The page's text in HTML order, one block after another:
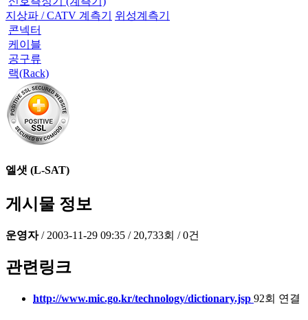
지상파 / CATV 계측기
위성계측기
콘넥터
케이블
공구류
랙(Rack)
엘샛 (L-SAT)
게시물 정보
운영자 / 2003-11-29 09:35 / 20,733회 / 0건
관련링크
http://www.mic.go.kr/technology/dictionary.jsp 92회 연결